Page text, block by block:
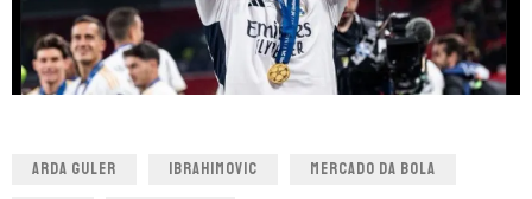
ARDA GULER IBRAHIMOVIC MERCADO DA BOLA